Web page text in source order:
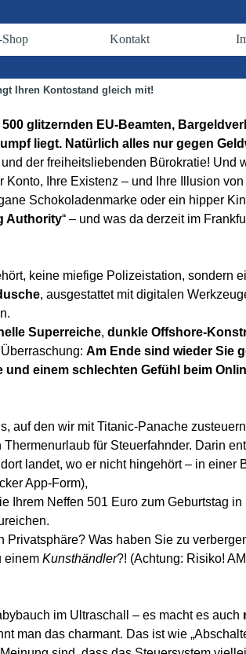
▼
Kontakt
Ihren Kontostand gleich mit!
glitzernden EU-Beamten,
liegt. Natürlich alles nur gegen
der freiheitsliebenden Bürokratie! Und
Ihre Existenz – und Ihre Illusion
Schokoladenmarke oder ein hipper
Authority“ – und was da derzeit im
keine miefige Polizeistation, sondern
, ausgestattet mit digitalen
Superreiche, dunkle Offshore-
Am Ende sind wieder Sie
einem schlechten Gefühl beim
auf den wir mit Titanic-Panache
für Steuerfahnder. Darin
landet, wo er nicht hingehört – in einer
App-Form),
Ihrem Neffen 501 Euro zum Geburtstag
Privatsphäre? Was haben Sie zu
einem Kunsthändler?! (Achtung: Risiko!
im Ultraschall – es macht es auch
man das charmant. Das ist wie